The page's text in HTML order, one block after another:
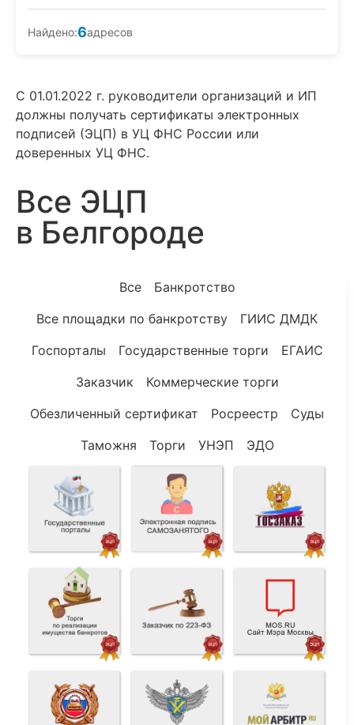
Найдено:6адресов
С 01.01.2022 г. руководители организаций и ИП
должны получать сертификаты электронных
подписей (ЭЦП) в УЦ ФНС России или
доверенных УЦ ФНС.
Все ЭЦП
в Белгороде
Все
Банкротство
Все площадки по банкротству
ГИИС ДМДК
Госпорталы
Государственные торги
ЕГАИС
Заказчик
Коммерческие торги
Обезличенный сертификат
Росреестр
Суды
Таможня
Торги УНЭП ЭДО